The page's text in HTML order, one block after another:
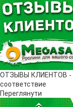
ОТЗЫВЫ КЛИЕНТОВ -
соответствие
Переглянути